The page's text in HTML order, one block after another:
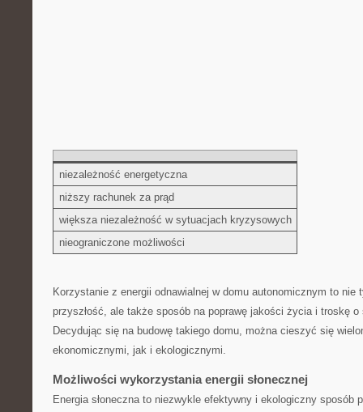
niezależność energetyczna
niższy rachunek za prąd
większa niezależność‌ w sytuacjach‍ kryzysowych
nieograniczone możliwości
Korzystanie z ⁢energii odnawialnej w domu autonomicznym to nie
przyszłość, ale także sposób na poprawę​ jakości życia ‌i troskę o
Decydując się na budowę‌ takiego domu, można⁣ cieszyć się
ekonomicznymi, jak i ekologicznymi.
Możliwości wykorzystania energii ‍słonecznej
Energia słoneczna to niezwykle efektywny⁢ i ekologiczny sposób